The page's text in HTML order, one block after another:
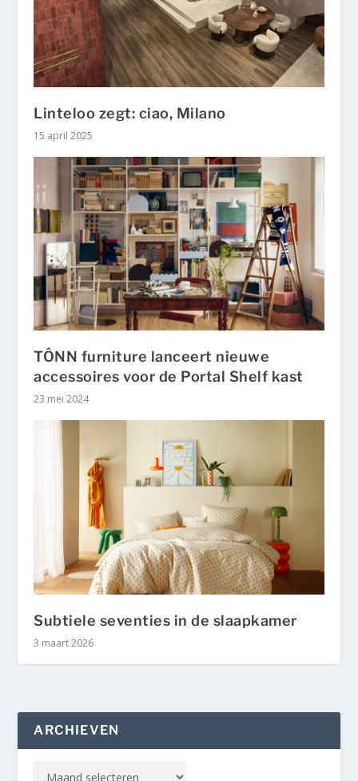
Linteloo zegt: ciao, Milano
15 april 2025
TÔNN furniture lanceert nieuwe
accessoires voor de Portal Shelf kast
23 mei 2024
Subtiele seventies in de slaapkamer
3 maart 2026
ARCHIEVEN